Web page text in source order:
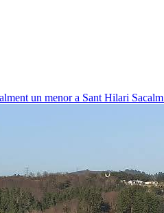
un menor a Sant Hilari Sacalm